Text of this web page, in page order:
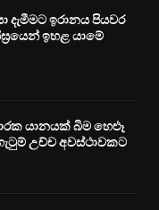
දැමීමට ඉරානය පියවර
ඉහළ යාමේ
යානයක් බිම හෙළූ
උච්ච අවස්ථාවකට